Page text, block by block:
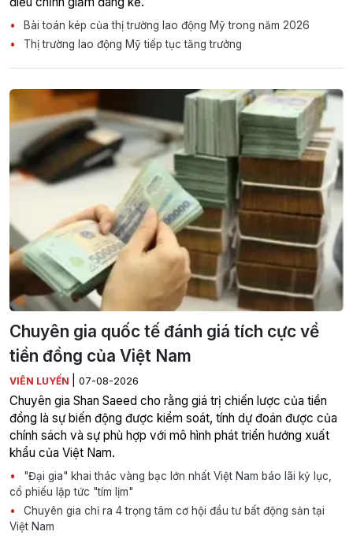
Bài toán kép của thị trường lao động Mỹ trong năm 2026
Thị trường lao động Mỹ tiếp tục tăng trưởng
Chuyên gia quốc tế đánh giá tích cực về
tiền đồng của Việt Nam
VIÊN LUYẾN 07-08-2026
Chuyên gia Shan Saeed cho rằng giá trị chiến lược của tiền
đồng là sự biến động được kiểm soát, tính dự đoán được của
chính sách và sự phù hợp với mô hình phát triển hướng xuất
khẩu của Việt Nam.
"Đại gia" khai thác vàng bạc lớn nhất Việt Nam báo lãi kỷ lục,
cổ phiếu lập tức "tím lịm"
Chuyên gia chỉ ra 4 trọng tâm cơ hội đầu tư bất động sản tại
Việt Nam